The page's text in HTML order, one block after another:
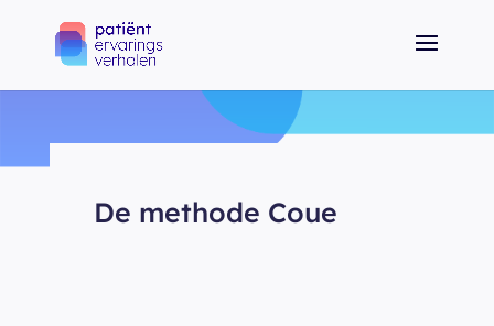
De methode Coue